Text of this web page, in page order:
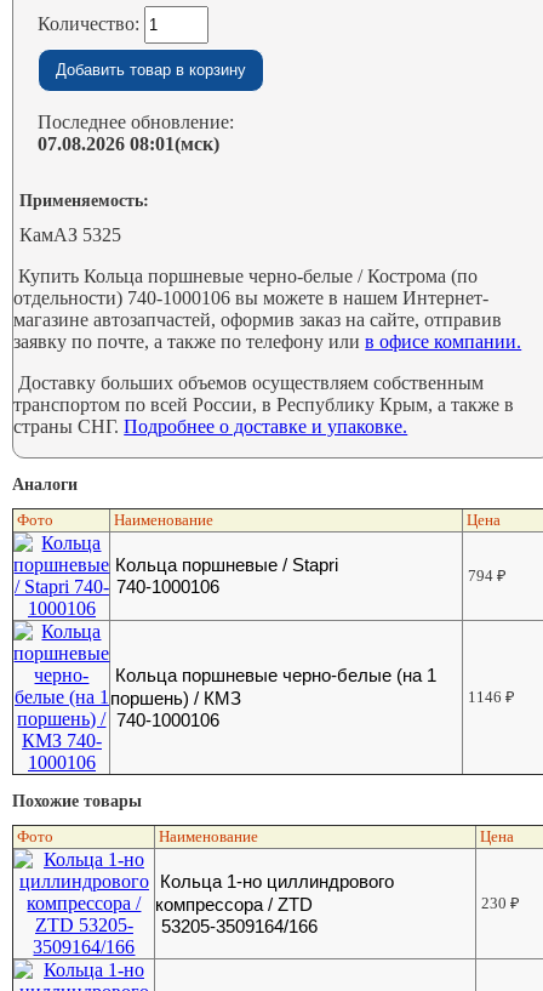
Количество:
Последнее обновление:
07.08.2026 08:01(мск)
Применяемость:
КамАЗ 5325
Купить Кольца поршневые черно-белые / Кострома (по
отдельности) 740-1000106 вы можете в нашем Интернет-
магазине автозапчастей, оформив заказ на сайте, отправив
заявку по почте, а также по телефону илив офисе компании.
Доставку больших объемов осуществляем собственным
транспортом по всей России, в Республику Крым, а также в
страны СНГ.Подробнее о доставке и упаковке.
Аналоги
Фото Наименование Цена
Кольца поршневые / Stapri
740-1000106
794₽
Кольца поршневые черно-белые (на 1
поршень) / КМЗ
740-1000106
1146₽
Похожие товары
Фото Наименование Цена
Кольца 1-но циллиндрового
компрессора / ZTD
53205-3509164/166
230₽